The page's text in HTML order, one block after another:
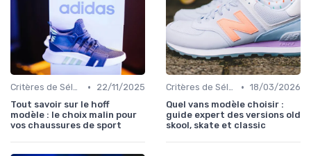
Critères de Sélection •
22/11/2025
Tout savoir sur le hoff
modèle : le choix malin pour
vos chaussures de sport
Critères de Sélection • 18/03/2026
Quel vans modèle choisir :
guide expert des versions old
skool, skate et classic